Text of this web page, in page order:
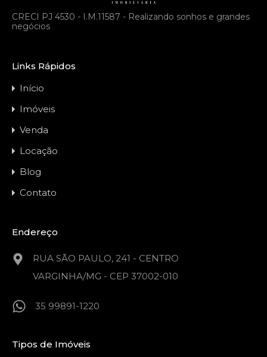
CRECI PJ 4530 - I.M.11587 - Realizando sonhos e grandes
negócios
Links Rápidos
Início
Imóveis
Venda
Locação
Blog
Contato
Endereço
RUA SÃO PAULO, 241 - CENTRO
VARGINHA/MG - CEP 37002-010
35 99891-1220
Tipos de Imóveis